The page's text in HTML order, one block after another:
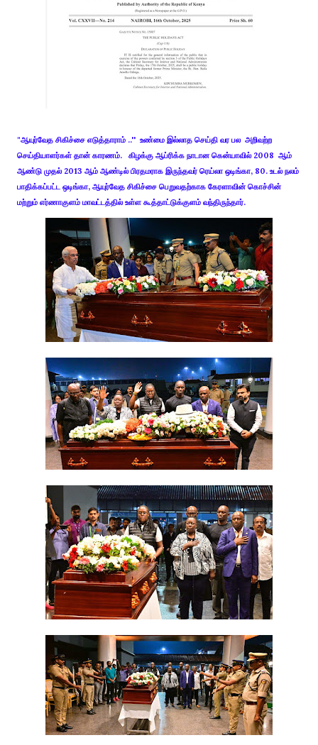
"ஆயுர்வேத சிகிச்சை எடுத்தாராம் ..'' உண்மை இல்லாத செய்தி வர பல அறிவற்ற
செய்தியாளர்கள் தான் காரணம். கிழக்கு ஆப்ரிக்க நாடான கென்யாவில் 2008 ஆம்
ஆண்டு முதல் 2013 ஆம் ஆண்டில் பிரதமராக இருந்தவர் ரெய்லா ஒடிங்கா, 80. உடல் நலம்
பாதிக்கப்பட்ட ஒடிங்கா, ஆயுர்வேத சிகிச்சை பெறுவதற்காக கேரளாவின் கொச்சின்
மற்றும் எர்ணாகுளம் மாவட்டத்தில் உள்ள கூத்தாட்டுக்குளம் வந்திருந்தார்.